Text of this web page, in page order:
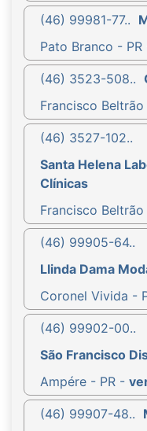
(46) 99981-77..
Pato Branco - PR
(46) 3523-508..
Francisco
(46) 3527-102..
Santa Helena
Clínicas
Francisco
(46) 99905-64..
Llinda Dama
Coronel Vivida -
(46) 99902-00..
São Francisco
Ampére - PR -
(46) 99907-48..